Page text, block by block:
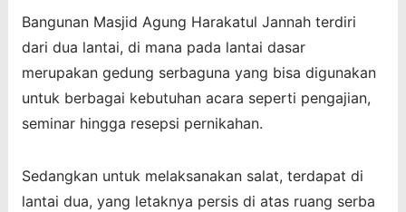
Bangunan Masjid Agung Harakatul Jannah terdiri
dari dua lantai, di mana pada lantai dasar
merupakan gedung serbaguna yang bisa digunakan
untuk berbagai kebutuhan acara seperti pengajian,
seminar hingga resepsi pernikahan.
Sedangkan untuk melaksanakan salat, terdapat di
lantai dua, yang letaknya persis di atas ruang serba